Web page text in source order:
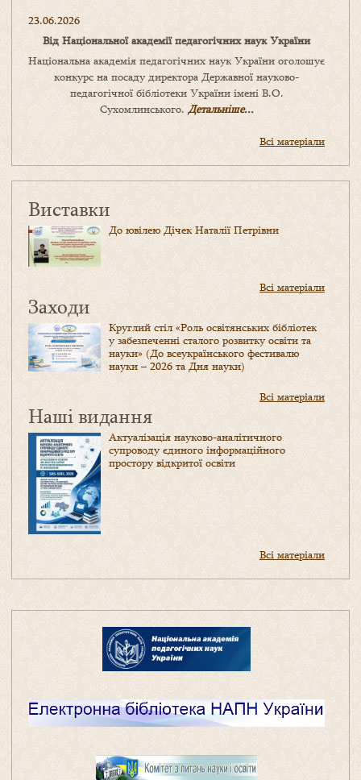
23.06.2026
Від Національної академії педагогічних наук України
Національна академія педагогічних наук України оголошує
конкурс на посаду директора Державної науково-
педагогічної бібліотеки України імені В.О.
Сухомлинського. Детальніше...
Всі матеріали
Виставки
До ювілею Дічек Наталії Петрівни
Всі матеріали
Заходи
Круглий стіл «Роль освітянських бібліотек
у забезпеченні сталого розвитку освіти та
науки» (До всеукраїнського фестивалю
науки – 2026 та Дня науки)
Всі матеріали
Наші видання
Актуалізація науково-аналітичного
супроводу єдиного інформаційного
простору відкритої освіти
Всі матеріали